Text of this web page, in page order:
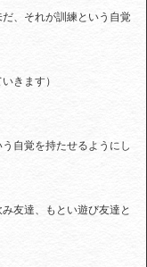
、それが訓練という自覚
きます）
自覚を持たせるようにし
友達、もとい遊び友達と